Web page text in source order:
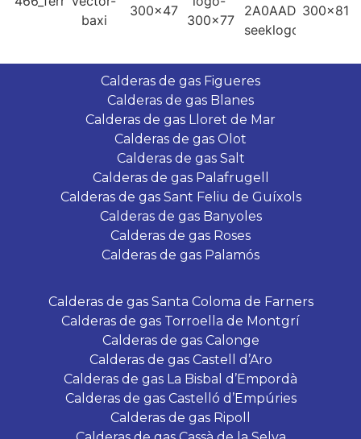
Calderas de gas Figueres
Calderas de gas Blanes
Calderas de gas Lloret de Mar
Calderas de gas Olot
Calderas de gas Salt
Calderas de gas Palafrugell
Calderas de gas Sant Feliu de Guíxols
Calderas de gas Banyoles
Calderas de gas Roses
Calderas de gas Palamós
Calderas de gas Santa Coloma de Farners
Calderas de gas Torroella de Montgrí
Calderas de gas Calonge
Calderas de gas Castell d’Aro
Calderas de gas La Bisbal d’Empordà
Calderas de gas Castelló d’Empúries
Calderas de gas Ripoll